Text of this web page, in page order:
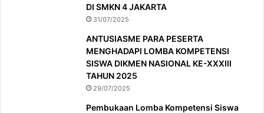
DI SMKN 4 JAKARTA
31/07/2025
ANTUSIASME PARA PESERTA
MENGHADAPI LOMBA KOMPETENSI
SISWA DIKMEN NASIONAL KE-XXXIII
TAHUN 2025
29/07/2025
Pembukaan Lomba Kompetensi Siswa